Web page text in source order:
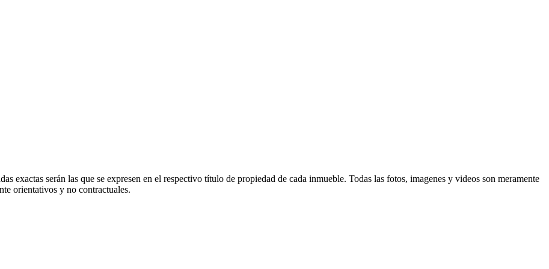
exactas serán las que se expresen en el respectivo título de propiedad de cada inmueble. Todas las fotos, imagenes y videos son meramente
orientativos y no contractuales.